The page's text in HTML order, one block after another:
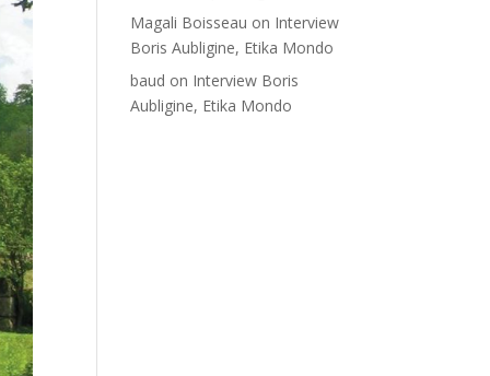
Magali Boisseau on Interview
Boris Aubligine, Etika Mondo
baud on Interview Boris
Aubligine, Etika Mondo